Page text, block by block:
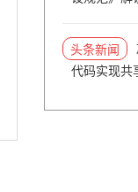
头条新闻
代码实现共